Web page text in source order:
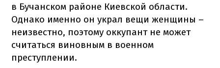
в Бучанском районе Киевской области.
Однако именно он украл вещи женщины –
неизвестно, поэтому оккупант не может
считаться виновным в военном
преступлении.